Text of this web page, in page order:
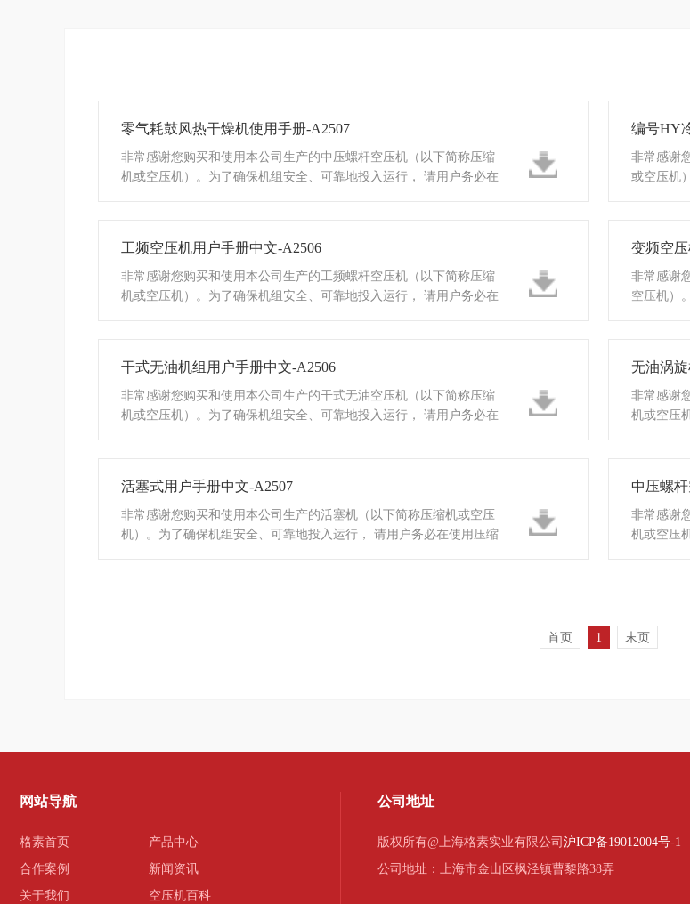
零气耗鼓风热干燥机使用手册-A2507
非常感谢您购买和使用本公司生产的中压螺杆空压机（以下简称压缩
机或空压机）。为了确保机组安全、可靠地投入运行， 请用户务必在
编号HY
非常感谢
或空压机
工频空压机用户手册中文-A2506
非常感谢您购买和使用本公司生产的工频螺杆空压机（以下简称压缩
机或空压机）。为了确保机组安全、可靠地投入运行， 请用户务必在
变频空
非常感谢
空压机）
干式无油机组用户手册中文-A2506
非常感谢您购买和使用本公司生产的干式无油空压机（以下简称压缩
机或空压机）。为了确保机组安全、可靠地投入运行， 请用户务必在
无油涡
非常感谢
机或空压
活塞式用户手册中文-A2507
非常感谢您购买和使用本公司生产的活塞机（以下简称压缩机或空压
机）。为了确保机组安全、可靠地投入运行， 请用户务必在使用压缩
中压螺
非常感谢
机或空压
首页 1 末页
网站导航
格素首页
产品中心
合作案例
新闻资讯
关于我们
空压机百科
公司地址
版权所有@上海格素实业有限公司 沪ICP备19012004号-1
公司地址：上海市金山区枫泾镇曹黎路38弄